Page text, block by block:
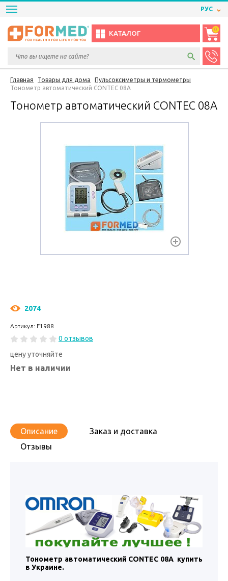
РУС
КАТАЛОГ
0
Главная Товары для дома
Пульсоксиметры и термометры
Тонометр автоматический CONTEC 08А
Тонометр автоматический CONTEC 08А
2074
Артикул: F1988
0 отзывов
цену уточняйте
Нет в наличии
Описание
Заказ и доставка
Отзывы
Тонометр автоматический CONTEC 08А купить
в Украине.